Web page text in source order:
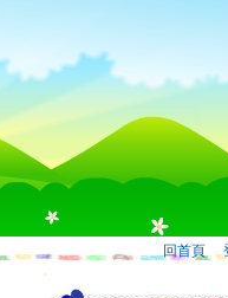
回首頁 、
:::